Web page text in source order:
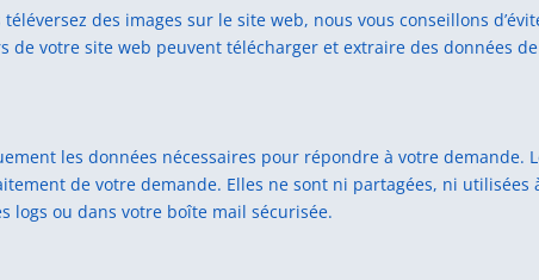
des images sur le site web, nous vous conseillons
de votre site web peuvent télécharger et extraire des données
les données nécessaires pour répondre à votre demande.
de votre demande. Elles ne sont ni partagées, ni utilisées
logs ou dans votre boîte mail sécurisée.